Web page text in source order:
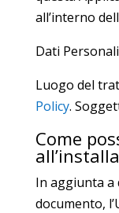
all’interno
Dati
Luogo del
Policy.
Come
In aggiunta a
documento,